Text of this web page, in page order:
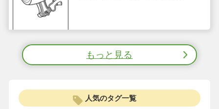
もっと見る
人気のタグ一覧